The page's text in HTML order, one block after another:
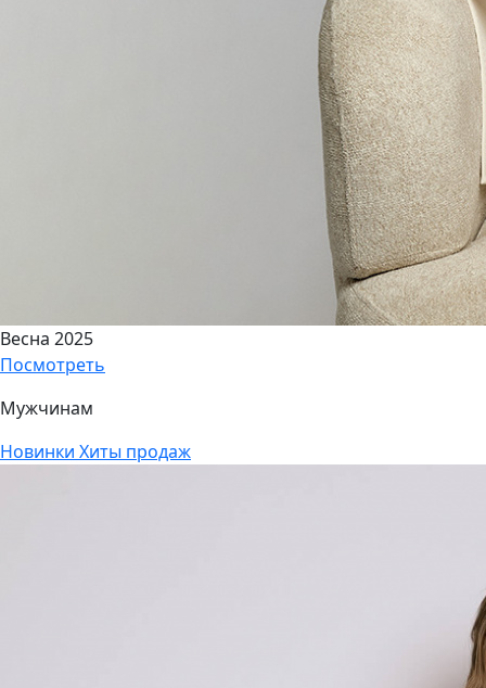
Весна 2025
Посмотреть
Мужчинам
Новинки Хиты продаж